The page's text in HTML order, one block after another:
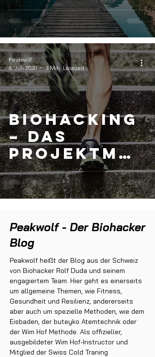
aufgeräumt
e Gedanken
Biohacking
– das
Projektma
nagement
deines
Lebens
Peakwolf
6. Juli 2020
3 Min. Lesezeit
Peakwolf - Der Biohacker
Blog
Peakwolf heißt der Blog aus der Schweiz
von Biohacker Rolf Duda und seinem
engagiertem Team. Hier geht es einerseits
um allgemeine Themen, wie Fitness,
Gesundheit und Resilienz, andererseits
aber auch um spezielle Methoden, wie dem
Eisbaden, der buteyko Atemtechnik oder
der Wim Hof Methode. Als offizieller,
ausgebildeter Wim Hof-Instructor und
Mitglied der Swiss Cold Traning